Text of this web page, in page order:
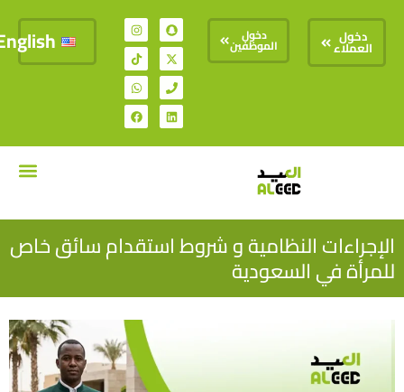
دخول
العملاء
دخول
الموظفين English
الإجراءات النظامية و شروط استقدام سائق خاص
للمرأة في السعودية